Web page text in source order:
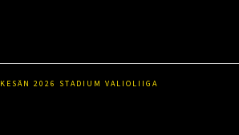
KESÄN 2026 STADIUM VALIOLIIGA